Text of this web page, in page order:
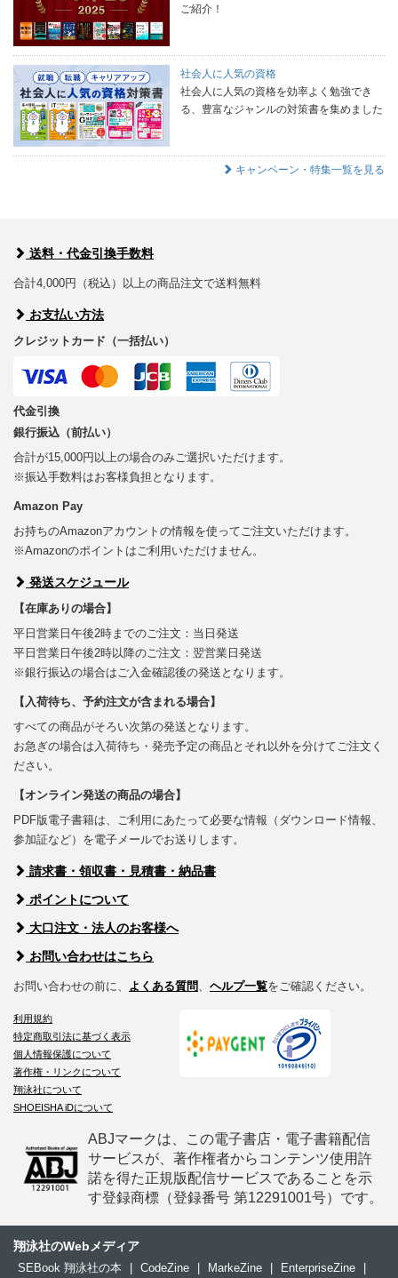
ご紹介！
社会人に人気の資格
社会人に人気の資格を効率よく勉強でき
る、豊富なジャンルの対策書を集めました
キャンペーン・特集一覧を見る
送料・代金引換手数料
合計4,000円（税込）以上の商品注文で送料無料
お支払い方法
クレジットカード（一括払い）
代金引換
銀行振込（前払い）
合計が15,000円以上の場合のみご選択いただけます。
※振込手数料はお客様負担となります。
Amazon Pay
お持ちのAmazonアカウントの情報を使ってご注文いただけます。
※Amazonのポイントはご利用いただけません。
発送スケジュール
【在庫ありの場合】
平日営業日午後2時までのご注文：当日発送
平日営業日午後2時以降のご注文：翌営業日発送
※銀行振込の場合はご入金確認後の発送となります。
【入荷待ち、予約注文が含まれる場合】
すべての商品がそろい次第の発送となります。
お急ぎの場合は入荷待ち・発売予定の商品とそれ以外を分けてご注文く
ださい。
【オンライン発送の商品の場合】
PDF版電子書籍は、ご利用にあたって必要な情報（ダウンロード情報、
参加証など）を電子メールでお送りします。
請求書・領収書・見積書・納品書
ポイントについて
大口注文・法人のお客様へ
お問い合わせはこちら
お問い合わせの前に、 よくある質問、 ヘルプ一覧をご確認ください。
利用規約
特定商取引法に基づく表示
個人情報保護について
著作権・リンクについて
翔泳社について
SHOEISHA iDについて
ABJマークは、この電子書店・電子書籍配信
サービスが、著作権者からコンテンツ使用許
諾を得た正規版配信サービスであることを示
す登録商標（登録番号 第12291001号）です。
翔泳社のWebメディア
SEBook 翔泳社の本 CodeZine MarkeZine EnterpriseZine